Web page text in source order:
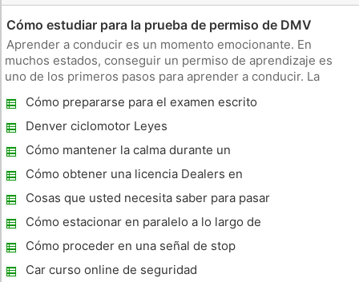
Cómo estudiar para la prueba de permiso de DMV
Aprender a conducir es un momento emocionante. En
muchos estados, conseguir un permiso de aprendizaje es
uno de los primeros pasos para aprender a conducir. La
sobre la información que necesitan saber cuando están en el
camino, como las leye
Cómo prepararse para el examen escrito
del DMV en Florida
Denver ciclomotor Leyes
Cómo mantener la calma durante un
examen de manejo
Cómo obtener una licencia Dealers en
Indiana
Cosas que usted necesita saber para pasar
una prueba de permiso en Massachusetts
Cómo estacionar en paralelo a lo largo de
Curb
Cómo proceder en una señal de stop
mientras se realiza la prueba de conducción
Car curso online de seguridad